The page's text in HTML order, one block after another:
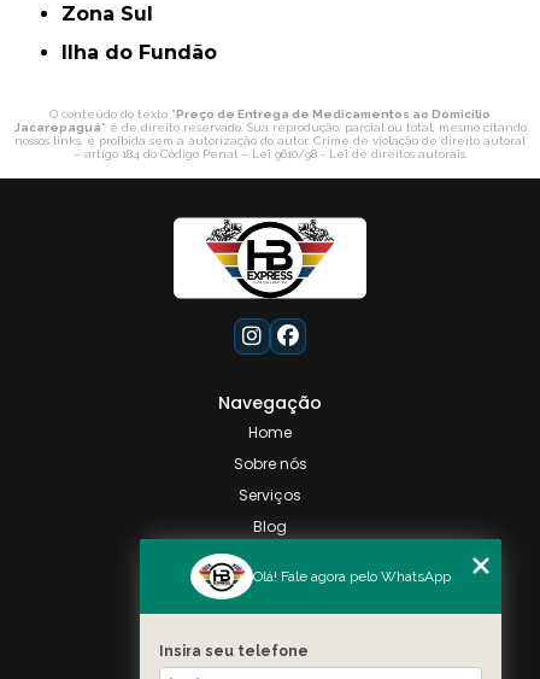
Zona Sul
ilha do Fundão
O conteúdo do texto "Preço de Entrega de Medicamentos ao Domicílio
Jacarepaguá" é de direito reservado. Sua reprodução, parcial ou total, mesmo citando
nossos links, é proibida sem a autorização do autor. Crime de violação de direito autoral
– artigo 184 do Código Penal – Lei 9610/98 - Lei de direitos autorais.
Navegação
Home
Sobre nós
Serviços
Blog
Categorias
Mapa do site
Olá! Fale agora pelo WhatsApp
Insira seu telefone